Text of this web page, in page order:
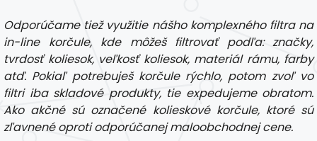
Odporúčame tiež využitie nášho komplexného filtra na
in-line korčule, kde môžeš filtrovať podľa: značky,
tvrdosť koliesok, veľkosť koliesok, materiál rámu, farby
atď. Pokiaľ potrebuješ korčule rýchlo, potom zvoľ vo
filtri iba skladové produkty, tie expedujeme obratom.
Ako akčné sú označené kolieskové korčule, ktoré sú
zľavnené oproti odporúčanej maloobchodnej cene.